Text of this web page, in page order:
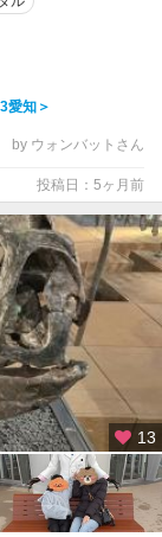
愛知＞
by ウォンバットさん
投稿日：5ヶ月前
13